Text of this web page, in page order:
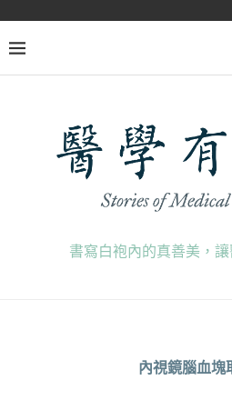
書寫白袍內的真善美，
內視鏡腦血塊